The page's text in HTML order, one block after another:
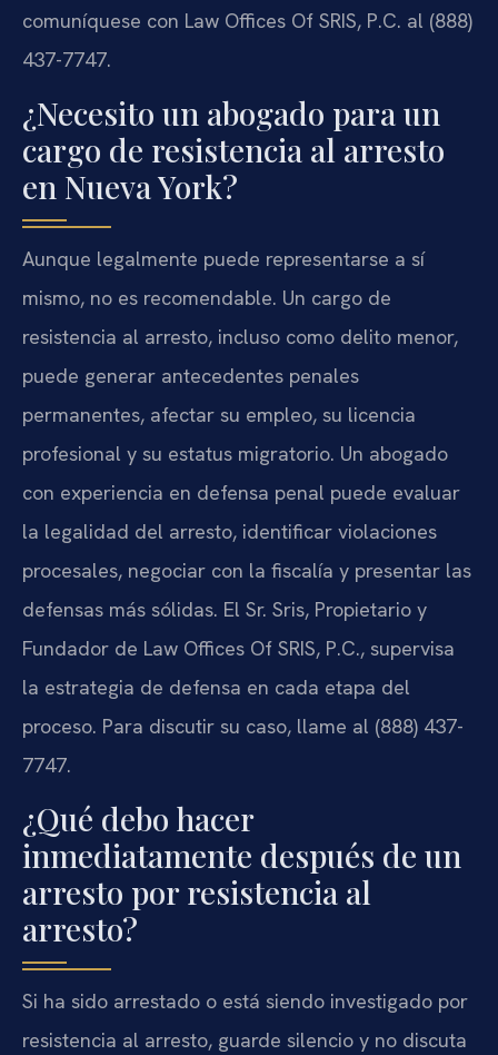
comuníquese con Law Offices Of SRIS, P.C. al (888)
437-7747.
¿Necesito un abogado para un
cargo de resistencia al arresto
en Nueva York?
Aunque legalmente puede representarse a sí
mismo, no es recomendable. Un cargo de
resistencia al arresto, incluso como delito menor,
puede generar antecedentes penales
permanentes, afectar su empleo, su licencia
profesional y su estatus migratorio. Un abogado
con experiencia en defensa penal puede evaluar
la legalidad del arresto, identificar violaciones
procesales, negociar con la fiscalía y presentar las
defensas más sólidas. El Sr. Sris, Propietario y
Fundador de Law Offices Of SRIS, P.C., supervisa
la estrategia de defensa en cada etapa del
proceso. Para discutir su caso, llame al (888) 437-
7747.
¿Qué debo hacer
inmediatamente después de un
arresto por resistencia al
arresto?
Si ha sido arrestado o está siendo investigado por
resistencia al arresto, guarde silencio y no discuta